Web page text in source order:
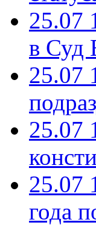
25.07
в Суд
25.07
25.07
25.07
года